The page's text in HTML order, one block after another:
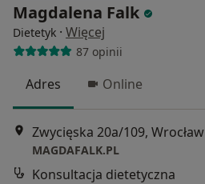
Magdalena Falk
Dietetyk · Więcej
87 opinii
Adres Online
Zwycięska 20a/109, Wrocław
MAGDAFALK.PL
Konsultacja dietetyczna